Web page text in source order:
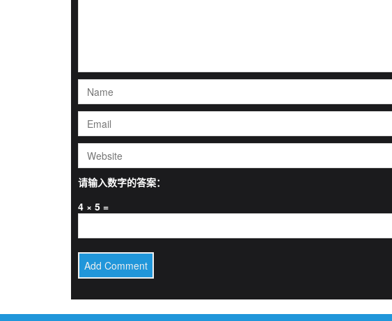
请输入数字的答案：
4 × 5 =